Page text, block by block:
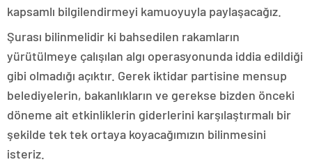
kapsamlı bilgilendirmeyi kamuoyuyla paylaşacağız.
Şurası bilinmelidir ki bahsedilen rakamların
yürütülmeye çalışılan algı operasyonunda iddia edildiği
gibi olmadığı açıktır. Gerek iktidar partisine mensup
belediyelerin, bakanlıkların ve gerekse bizden önceki
döneme ait etkinliklerin giderlerini karşılaştırmalı bir
şekilde tek tek ortaya koyacağımızın bilinmesini
isteriz.